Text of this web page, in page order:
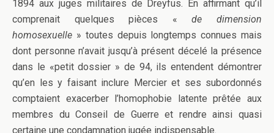
1894 aux juges militaires de Dreyfus. En affirmant qu’il
comprenait quelques pièces «de dimension
homosexuelle » toutes depuis longtemps connues mais
dont personne n’avait jusqu’à présent décelé la présence
dans le «petit dossier » de 94, ils entendent démontrer
qu’en les y faisant inclure Mercier et ses subordonnés
comptaient exacerber l’homophobie latente prêtée aux
membres du Conseil de Guerre et rendre ainsi quasi
certaine une condamnation jugée indispensable.